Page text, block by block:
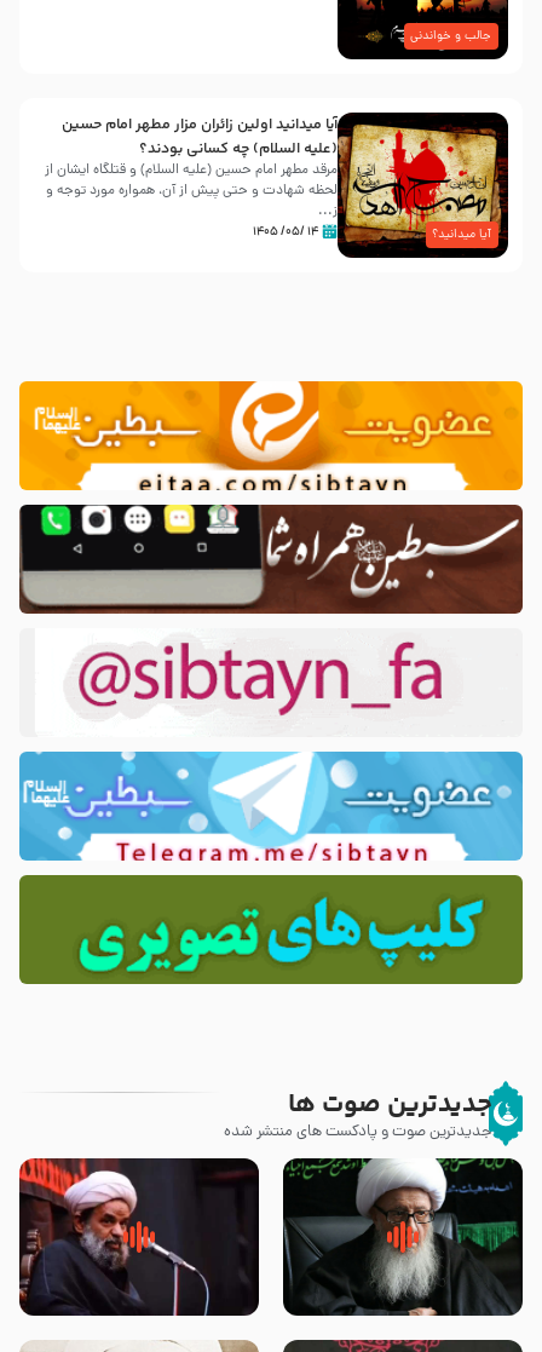
جالب و خواندنی
آیا میدانید؟
آیا میدانید اولین زائران مزار مطهر امام حسین
(علیه السلام) چه کسانی بودند؟
مرقد مطهر امام حسین (علیه السلام) و قتلگاه ایشان از
لحظه شهادت و حتی پیش از آن، همواره مورد توجه و
ز...
۱۴ /۰۵/ ۱۴۰۵
جدیدترین صوت ها
جدیدترین صوت و پادکست های منتشر شده
زوّار اربعین امام حسین (علیه
السلام) با این اشتیاق به زیارت
روضه جانسوز پاره های جگر امام
حسن مجتبی علیه السلام-حجت